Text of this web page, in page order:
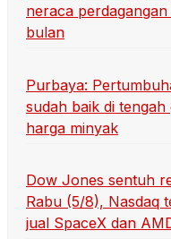
neraca
bulan
Purbaya:
sudah baik di tengah
harga minyak
Dow Jones sentuh
Rabu (5/8), Nasdaq
jual SpaceX dan